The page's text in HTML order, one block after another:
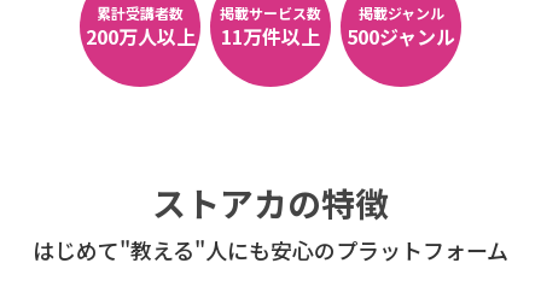
累計受講者数
200万人以上
掲載サービス数
11万件以上
掲載ジャンル
500ジャンル
ストアカの特徴
はじめて"教える"人にも安心のプラットフォーム